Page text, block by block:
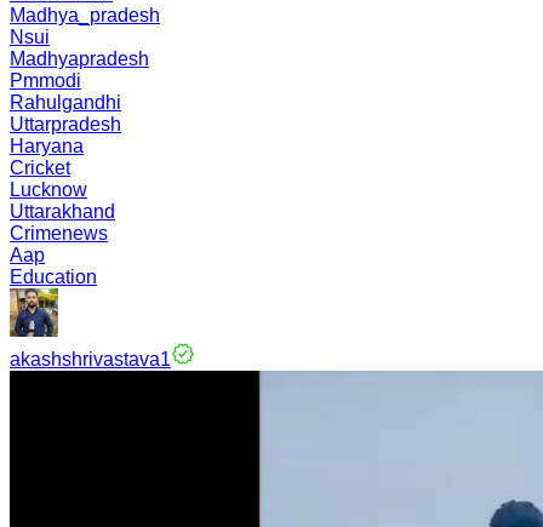
Madhya_pradesh
Nsui
Madhyapradesh
Pmmodi
Rahulgandhi
Uttarpradesh
Haryana
Cricket
Lucknow
Uttarakhand
Crimenews
Aap
Education
akashshrivastava1